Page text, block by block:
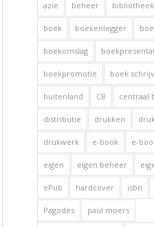
azie beheer bibliotheek
boek boekenlegger
boekomslag
boekpromotie boek
buitenland CB centraal
distributie drukken
drukwerk e-book e-
eigen eigen beheer
ePub hardcover isbn
Pagodes paul moers